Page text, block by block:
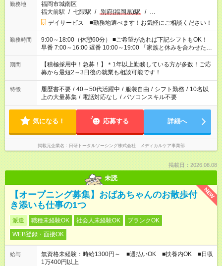
勤務地
福岡市城南区
福大前駅 / 七隈駅 / 別府(福岡県)駅 / …
デイサービス ■勤務地選べます！お気軽にご相談ください！
勤務時間
9:00～18:00（休憩60分） ■ご希望があれば下記シフトもOK！
早番 7:00～16:00 遅番 10:00～19:00 「家族と休みを合わせた
い」 「余裕を持って夕飯の準備がしたい」 「できれば残業はし
たくない」 など、ご希望を教えてくださいね。 ※Wワーク希望
の方へ 今ご覧のお仕事で希望する勤務時間と、もう1つのお仕事
の勤務時間。 合計で週40時間を超える場合は応募できません。
期間
【積極採用中！急募！】＊1年以上勤務している方が多数！ご応
募から最短2～3日後の就業も相談可能です！
特徴 履歴書不要 / 40～50代活躍中 / 服装自由 / シフト勤務 / 10名以
上の大量募集 / 電話対応なし / パソコンスキル不要
気になる！ 応募する 詳細へ
掲載元企業名 日研トータルソーシング株式会社 メディカルケア事業部
掲載日：2026.08.08
未読
NEW
【オープニング募集】おばあちゃんのお散歩付
き添いも仕事の1つ
派遣 職種未経験OK 社会人未経験OK
ブランクOK
WEB登録・面接OK
給与
無資格未経験：時給1300円～ ■週払いOK ■扶養内OK ■日収
1万400円以上